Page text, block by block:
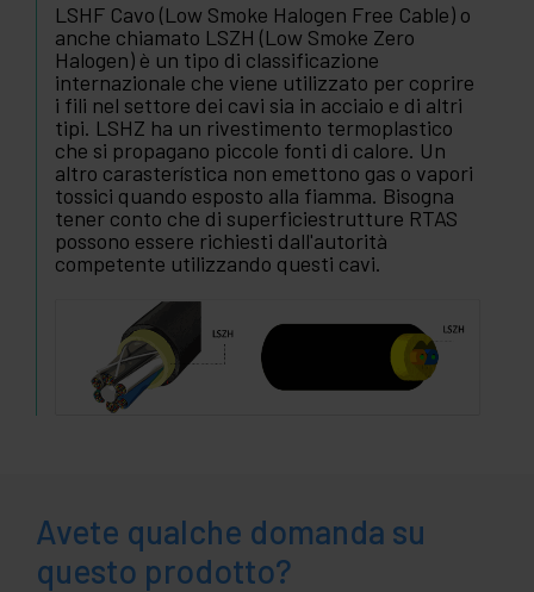
LSHF Cavo (Low Smoke Halogen Free Cable) o
anche chiamato LSZH (Low Smoke Zero
Halogen) è un tipo di classificazione
internazionale che viene utilizzato per coprire
i fili nel settore dei cavi sia in acciaio e di altri
tipi. LSHZ ha un rivestimento termoplastico
che si propagano piccole fonti di calore. Un
altro carasterística non emettono gas o vapori
tossici quando esposto alla fiamma. Bisogna
tener conto che di superficiestrutture RTAS
possono essere richiesti dall'autorità
competente utilizzando questi cavi.
Avete qualche domanda su
questo prodotto?